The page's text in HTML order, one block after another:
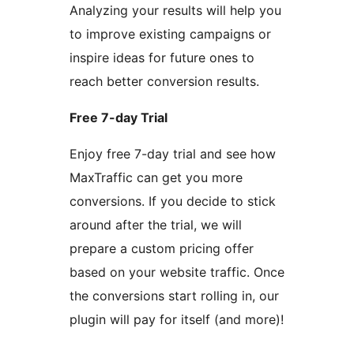
Analyzing your results will help you
to improve existing campaigns or
inspire ideas for future ones to
reach better conversion results.
Free 7-day Trial
Enjoy free 7-day trial and see how
MaxTraffic can get you more
conversions. If you decide to stick
around after the trial, we will
prepare a custom pricing offer
based on your website traffic. Once
the conversions start rolling in, our
plugin will pay for itself (and more)!